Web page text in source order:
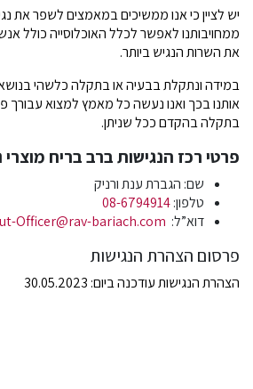
יש לציין כי אנו ממשיכים במאמצים לשפר את
ממחויבותנו לאפשר לכלל האוכלוסייה כולל
את השרות הנגיש ביותר.
במידה ונתקלת בבעיה או בתקלה כלשהי
אותנו בכך ואנו נעשה כל מאמץ למצוא עבורך
בתקלה בהקדם ככל שניתן.
פרטי רכז הנגישות ברב בריח מוצרי
שם: הגברת ענת ורניק
טלפון:08-6794914
דוא”ל: Officer@rav-bariach.com
פרסום הצהרת הנגישות
הצהרת הנגישות עודכנה ביום: 30.05.2023